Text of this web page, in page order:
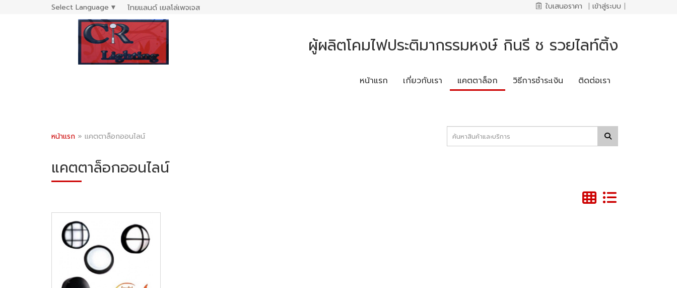
Select Language ▼ ไทยแลนด์ เยลโล่เพจเจส ใบเสนอราคา | เข้าสู่ระบบ |
ผู้ผลิตโคมไฟประติมากรรมหงษ์ กินรี ช รวยไลท์ติ้ง
หน้าแรก เกี่ยวกับเรา แคตตาล็อก วิธีการชำระเงิน ติดต่อเรา
หน้าแรก » แคตตาล็อกออนไลน์
แคตตาล็อกออนไลน์